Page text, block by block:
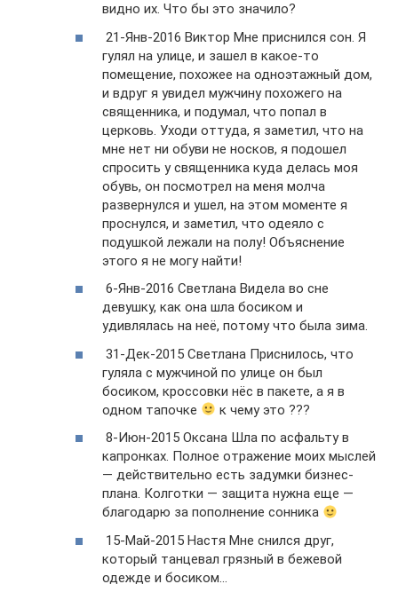
видно их. Что бы это значило?
21-Янв-2016 Виктор Мне приснился сон. Я
гулял на улице, и зашел в какое-то
помещение, похожее на одноэтажный дом,
и вдруг я увидел мужчину похожего на
священника, и подумал, что попал в
церковь. Уходи оттуда, я заметил, что на
мне нет ни обуви не носков, я подошел
спросить у священника куда делась моя
обувь, он посмотрел на меня молча
развернулся и ушел, на этом моменте я
проснулся, и заметил, что одеяло с
подушкой лежали на полу! Объяснение
этого я не могу найти!
6-Янв-2016 Светлана Видела во сне
девушку, как она шла босиком и
удивлялась на неё, потому что была зима.
31-Дек-2015 Светлана Приснилось, что
гуляла с мужчиной по улице он был
босиком, кроссовки нёс в пакете, а я в
одном тапочке
к чему это ???
8-Июн-2015 Оксана Шла по асфальту в
капронках. Полное отражение моих мыслей
— действительно есть задумки бизнес-
плана. Колготки — защита нужна еще —
благодарю за пополнение сонника
15-Май-2015 Настя Мне снился друг,
который танцевал грязный в бежевой
одежде и босиком…